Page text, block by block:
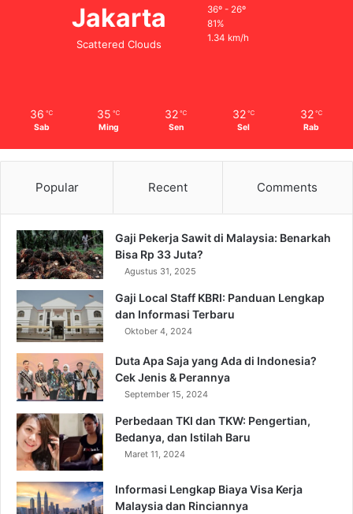
Jakarta
Scattered Clouds
36º - 26º
81%
1.34 km/h
36 ℃
Sab
35 ℃
Ming
32 ℃
Sen
32 ℃
Sel
32 ℃
Rab
Popular Recent Comments
Gaji Pekerja Sawit di Malaysia: Benarkah
Bisa Rp 33 Juta?
Agustus 31, 2025
Gaji Local Staff KBRI: Panduan Lengkap
dan Informasi Terbaru
Oktober 4, 2024
Duta Apa Saja yang Ada di Indonesia?
Cek Jenis & Perannya
September 15, 2024
Perbedaan TKI dan TKW: Pengertian,
Bedanya, dan Istilah Baru
Maret 11, 2024
Informasi Lengkap Biaya Visa Kerja
Malaysia dan Rinciannya